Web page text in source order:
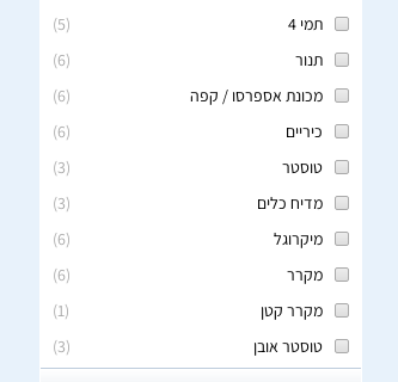
(
5
)
תמי 4
(
6
)
תנור
(
6
)
מכונת אספרסו / קפה
(
6
)
כיריים
(
3
)
טוסטר
(
3
)
מדיח כלים
(
6
)
מיקרוגל
(
6
)
מקרר
(
1
)
מקרר קטן
(
3
) טוסטר אובן